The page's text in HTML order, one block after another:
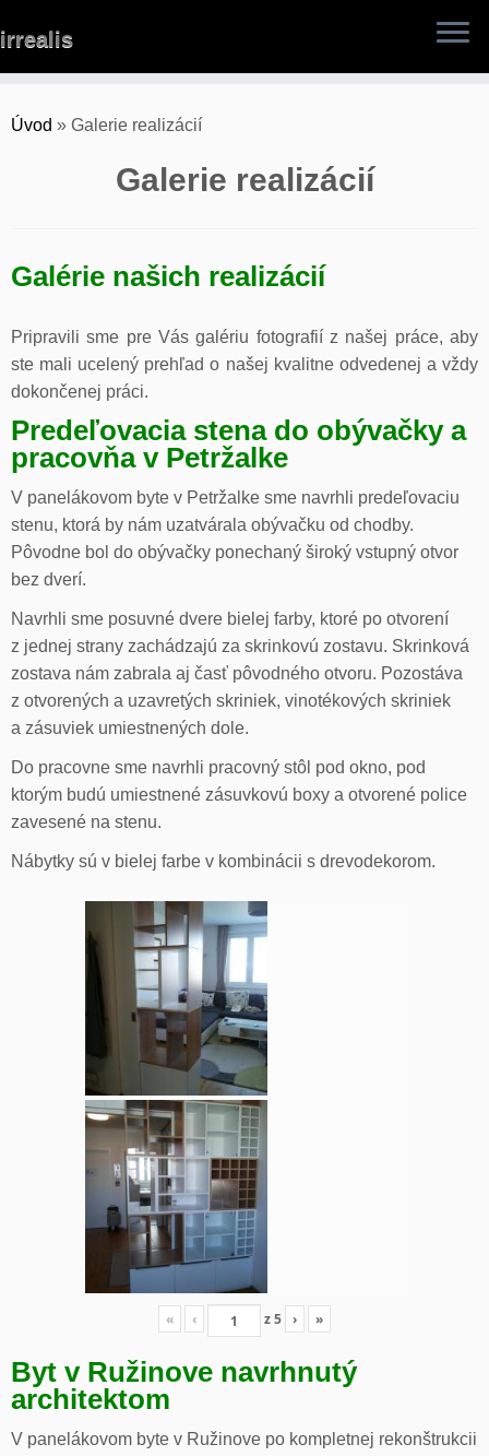
to
irrealis
Úvod » Galerie realizácií
Galerie realizácií
Galérie našich realizácií
Pripravili sme pre Vás galériu fotografií z našej práce, aby
ste mali ucelený prehľad o našej kvalitne odvedenej a vždy
dokončenej práci.
Predeľovacia stena do obývačky a
pracovňa v Petržalke
V panelákovom byte v Petržalke sme navrhli predeľovaciu
stenu, ktorá by nám uzatvárala obývačku od chodby.
Pôvodne bol do obývačky ponechaný široký vstupný otvor
bez dverí.
Navrhli sme posuvné dvere bielej farby, ktoré po otvorení
z jednej strany zachádzajú za skrinkovú zostavu. Skrinková
zostava nám zabrala aj časť pôvodného otvoru. Pozostáva
z otvorených a uzavretých skriniek, vinotékových skriniek
a zásuviek umiestnených dole.
Do pracovne sme navrhli pracovný stôl pod okno, pod
ktorým budú umiestnené zásuvkovú boxy a otvorené police
zavesené na stenu.
Nábytky sú v bielej farbe v kombinácii s drevodekorom.
« ‹ z5 › »
Byt v Ružinove navrhnutý
architektom
V panelákovom byte v Ružinove po kompletnej rekonštrukcii